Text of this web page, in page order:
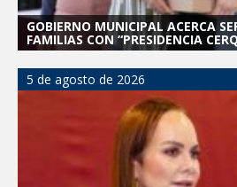
GOBIERNO MUNICIPAL ACERCA
FAMILIAS CON “PRESIDENCIA
5 de agosto de 2026